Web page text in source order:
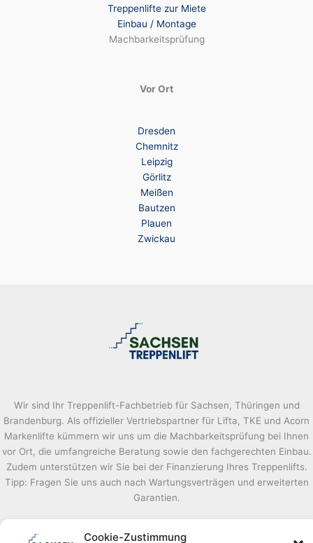
Cookie-Zustimmung
Treppenlifte zur Miete
Einbau / Montage
Machbarkeitsprüfung
Vor Ort
Dresden
Chemnitz
Leipzig
Görlitz
Meißen
Bautzen
Plauen
Zwickau
Wir sind Ihr Treppenlift-Fachbetrieb für Sachsen, Thüringen und
Brandenburg. Als offizieller Vertriebspartner für Lifta, TKE und Acorn
Markenlifte kümmern wir uns um die Machbarkeitsprüfung bei Ihnen
vor Ort, die umfangreiche Beratung sowie den fachgerechten Einbau.
Zudem unterstützen wir Sie bei der Finanzierung Ihres Treppenlifts.
Tipp: Fragen Sie uns auch nach Wartungsverträgen und erweiterten
Garantien.